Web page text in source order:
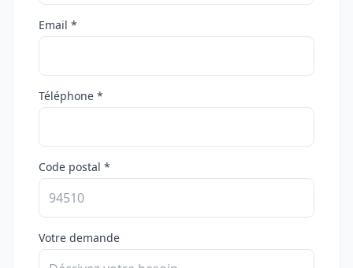
Email *
Téléphone *
Code postal *
Votre demande